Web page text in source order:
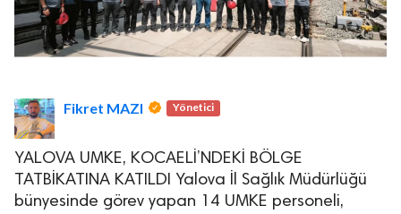
Fikret MAZI Yönetici
YALOVA UMKE, KOCAELİ’NDEKİ BÖLGE
TATBİKATINA KATILDI Yalova İl Sağlık Müdürlüğü
bünyesinde görev yapan 14 UMKE personeli,